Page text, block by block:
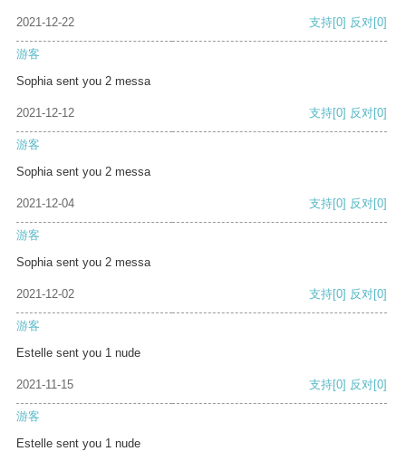
2021-12-22 支持[0] 反对[0]
游客
Sophia sent you 2 messa
2021-12-12 支持[0] 反对[0]
游客
Sophia sent you 2 messa
2021-12-04 支持[0] 反对[0]
游客
Sophia sent you 2 messa
2021-12-02 支持[0] 反对[0]
游客
Estelle sent you 1 nude
2021-11-15 支持[0] 反对[0]
游客
Estelle sent you 1 nude